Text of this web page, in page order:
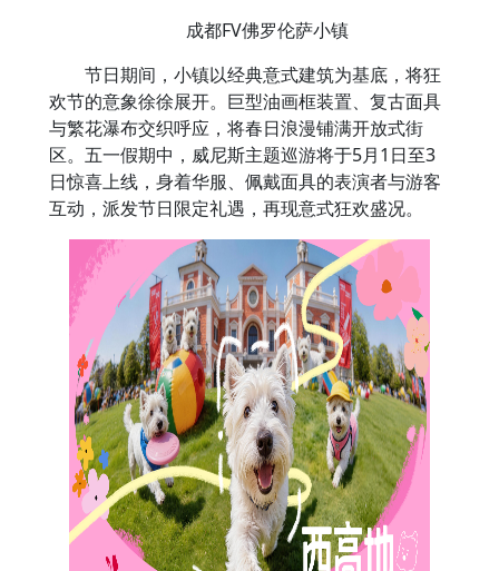
成都FV佛罗伦萨小镇
节日期间，小镇以经典意式建筑为基底，将狂
欢节的意象徐徐展开。巨型油画框装置、复古面具
与繁花瀑布交织呼应，将春日浪漫铺满开放式街
区。五一假期中，威尼斯主题巡游将于5月1日至3
日惊喜上线，身着华服、佩戴面具的表演者与游客
互动，派发节日限定礼遇，再现意式狂欢盛况。